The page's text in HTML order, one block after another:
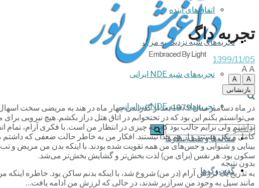
اتفاق‌های آینده
تجربه‌های شبه نزدیک به مرگ
تجربه‌های شبه NDE ایرانی
تجربه‌های شبه NDE غیرایرانی
مقاله‌ها و نقطه نظرها
گفت‌وگوها
بدون نتیجه
تجربه داگ
1399/11/05
A A
A
A
بازنشانی
می‌توانستم بکنم این بود که در تختخوابم در اتاق هتل دراز بکشم. هیچ نیرویی
نداشتم ولی برایم جالب بود که چه چیزی در انتظار من است. با فکری آرام،
کامل و یکی هستند و از هم جدا نیستند. افکار من به خاطر حالت ضعفی که
بینایی و شنوایی و حس‌های من همه تقویت شده بودند. با اینکه بدن من مریض و
سکون بود. هر نفس (برای من) لذت بخش‌تر و گشایش بخش‌تر می‌شد.
به تدریج یک لرزش آرام (در من) شروع شد، با اینکه بدنم ساکن بود. خاطره اینکه
مانند سیل به وجود من سرازیر شدند، در حالی که لرزش من ادامه یافت…